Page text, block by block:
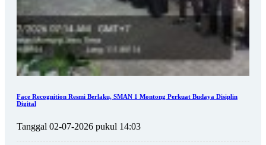
Face Recognition Resmi Berlaku, SMAN 1 Montong Perkuat Budaya Disiplin
Digital
Tanggal 02-07-2026 pukul 14:03